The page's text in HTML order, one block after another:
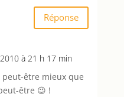
Réponse
à 21 h 17 min
peut-être mieux que
être 😉 !